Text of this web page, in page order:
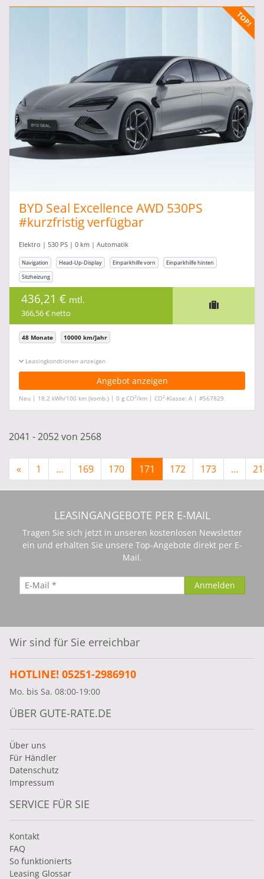
BYD Seal Excellence AWD 530PS
#kurzfristig verfügbar
Elektro | 530 PS | 0 km | Automatik
Navigation Head-Up-Display Einparkhilfe vorn
Einparkhilfe hinten
Sitzheizung
436,21 € mtl.
366,56 € netto
48 Monate 10000 km/Jahr
Leasingkonditionen ein-/ausblenden
Angebot anzeigen
Neu | 18,2 kWh/100 km (komb.) | 0 g CO2/km | CO2-Klasse: A | #567829
2041 - 2052 von 2568
« 1 … 169 170 171 172 173 …
LEASINGANGEBOTE PER E-MAIL
Tragen Sie sich jetzt in unseren kostenlosen Newsletter
ein und erhalten Sie unsere Top-Angebote direkt per E-
Mail.
Wir sind für Sie erreichbar
HOTLINE! 05251-2986910
Mo. bis Sa. 08:00-19:00
ÜBER GUTE-RATE.DE
Über uns
Für Händler
Datenschutz
Impressum
SERVICE FÜR SIE
Kontakt
FAQ
So funktionierts
Leasing Glossar